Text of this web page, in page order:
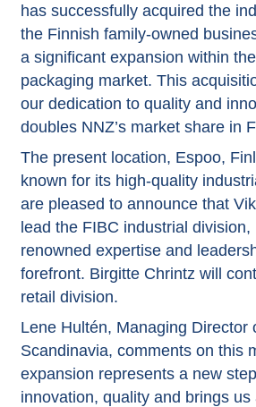
has successfully acquired the
the Finnish family-owned
a significant expansion within
packaging market. This
our dedication to quality and
doubles NNZ’s market share in
The present location, Espoo,
known for its high-quality
are pleased to announce that
lead the FIBC industrial division,
renowned expertise and
forefront. Birgitte Chrintz will
retail division.
Lene Hultén, Managing Director
Scandinavia, comments on this
expansion represents a new
innovation, quality and brings